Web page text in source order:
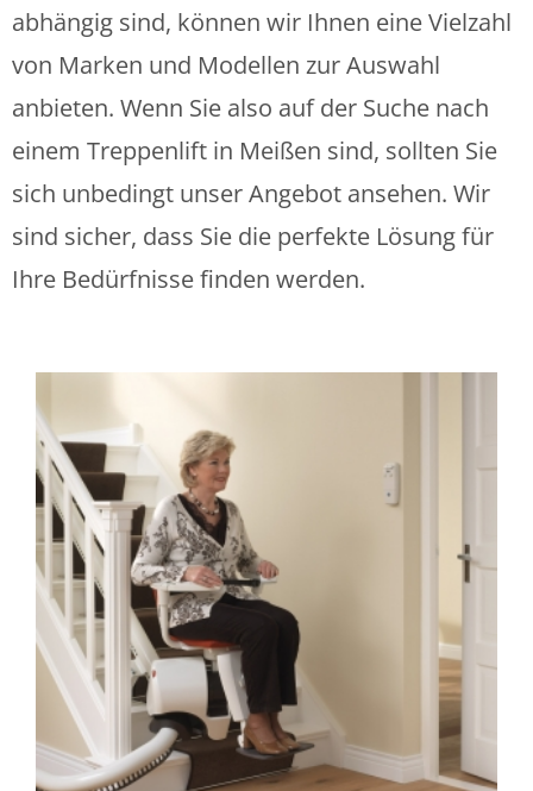
abhängig sind, können wir Ihnen eine Vielzahl
von Marken und Modellen zur Auswahl
anbieten. Wenn Sie also auf der Suche nach
einem Treppenlift in Meißen sind, sollten Sie
sich unbedingt unser Angebot ansehen. Wir
sind sicher, dass Sie die perfekte Lösung für
Ihre Bedürfnisse finden werden.